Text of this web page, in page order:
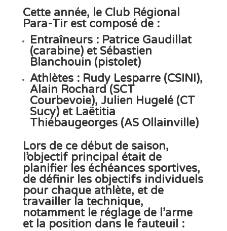
Cette année, le Club Régional
Para-Tirest composé de :
Entraîneurs: Patrice Gaudillat
(carabine) et Sébastien
Blanchouin (pistolet)
Athlètes: Rudy Lesparre(CSINI),
Alain Rochard (SCT
Courbevoie), Julien Hugelé(CT
Sucy) et Laëtitia
Thiébaugeorges(AS Ollainville)
Lors de ce début de saison,
l’objectif principal était de
planifier les échéances sportives,
de définir les objectifs individuels
pour chaque athlète, et de
travailler la technique,
notamment le réglage de l’arme
et la position dans le fauteuil :